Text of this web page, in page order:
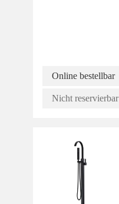
Online bestellbar
Nicht reservierbar